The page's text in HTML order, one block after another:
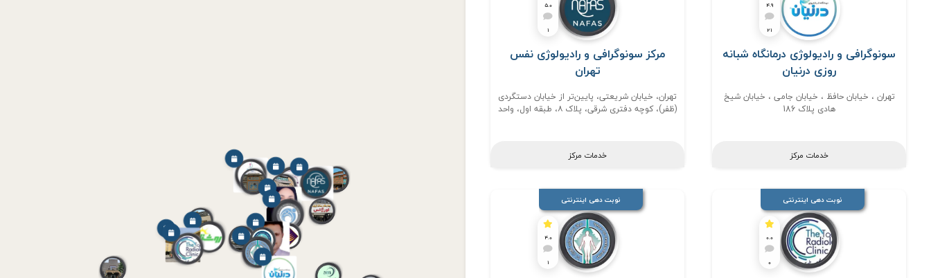
4.9
21
سونوگرافی و رادیولوژی درمانگاه شبانه
روزی درنیان
تهران ، خیابان حافظ ، خیابان جامی ، خیابان شیخ
هادی پلاک 186
خدمات مرکز
5.0
1
مرکز سونوگرافی و رادیولوژی نفس
تهران
تهران، خیابان شریعتی، پایین‌تر از خیابان دستگردی
(ظفر)، کوچه دفتری شرقی، پلاک ۸، طبقه اول، واحد
خدمات مرکز
نوبت دهی اینترنتی
0.0
0
نوبت دهی اینترنتی
4.0
1